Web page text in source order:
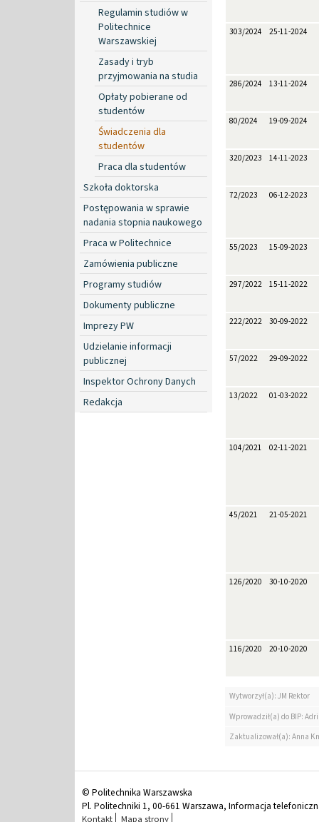
Regulamin studiów w
Politechnice
Warszawskiej
Zasady i tryb
przyjmowania na studia
Opłaty pobierane od
studentów
Świadczenia dla
studentów
Praca dla studentów
Szkoła doktorska
Postępowania w sprawie
nadania stopnia naukowego
Praca w Politechnice
Zamówienia publiczne
Programy studiów
Dokumenty publiczne
Imprezy PW
Udzielanie informacji
publicznej
Inspektor Ochrony Danych
Redakcja
303/2024 25-11-2024
286/2024 13-11-2024
80/2024 19-09-2024
320/2023 14-11-2023
72/2023 06-12-2023
55/2023 15-09-2023
297/2022 15-11-2022
222/2022 30-09-2022
57/2022 29-09-2022
13/2022 01-03-2022
104/2021 02-11-2021
45/2021 21-05-2021
126/2020 30-10-2020
116/2020 20-10-2020
Wytworzył(a): JM Rektor
Wprowadził(a) do BIP:
Zaktualizował(a): Anna
© Politechnika Warszawska
Pl. Politechniki 1, 00-661 Warszawa, Informacja
Kontakt Mapa strony